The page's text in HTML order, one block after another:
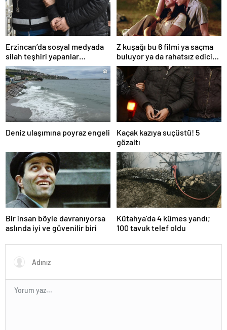
Erzincan’da sosyal medyada
silah teşhiri yapanlar
yakalandı
Z kuşağı bu 6 filmi ya saçma
buluyor ya da rahatsız edici
ve toksik!
Deniz ulaşımına poyraz engeli
Kaçak kazıya suçüstü! 5
gözaltı
Bir insan böyle davranıyorsa
aslında iyi ve güvenilir biri
Kütahya’da 4 kümes yandı;
100 tavuk telef oldu